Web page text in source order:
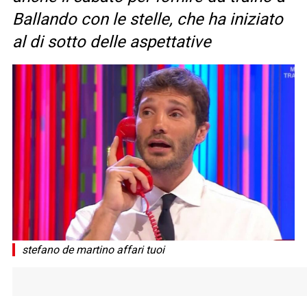
Ballando con le stelle, che ha iniziato
al di sotto delle aspettative
stefano de martino affari tuoi